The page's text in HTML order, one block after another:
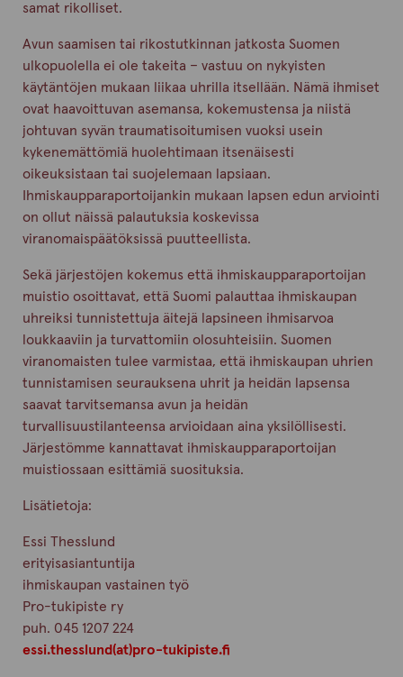
samat rikolliset.
Avun saamisen tai rikostutkinnan jatkosta Suomen
ulkopuolella ei ole takeita – vastuu on nykyisten
käytäntöjen mukaan liikaa uhrilla itsellään. Nämä ihmiset
ovat haavoittuvan asemansa, kokemustensa ja niistä
johtuvan syvän traumatisoitumisen vuoksi usein
kykenemättömiä huolehtimaan itsenäisesti
oikeuksistaan tai suojelemaan lapsiaan.
Ihmiskaupparaportoijankin mukaan lapsen edun arviointi
on ollut näissä palautuksia koskevissa
viranomaispäätöksissä puutteellista.
Sekä järjestöjen kokemus että ihmiskaupparaportoijan
muistio osoittavat, että Suomi palauttaa ihmiskaupan
uhreiksi tunnistettuja äitejä lapsineen ihmisarvoa
loukkaaviin ja turvattomiin olosuhteisiin. Suomen
viranomaisten tulee varmistaa, että ihmiskaupan uhrien
tunnistamisen seurauksena uhrit ja heidän lapsensa
saavat tarvitsemansa avun ja heidän
turvallisuustilanteensa arvioidaan aina yksilöllisesti.
Järjestömme kannattavat ihmiskaupparaportoijan
muistiossaan esittämiä suosituksia.
Lisätietoja:
Essi Thesslund
erityisasiantuntija
ihmiskaupan vastainen työ
Pro-tukipiste ry
puh. 045 1207 224
essi.thesslund(at)pro-tukipiste.fi